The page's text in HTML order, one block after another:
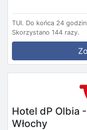
TUI. Do końca 24
Skorzystano 144 razy.
Hotel dP Olbia
Włochy